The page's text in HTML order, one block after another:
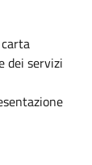
dei servizi